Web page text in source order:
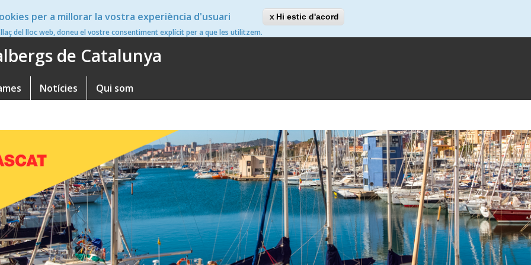
per a millorar la vostra experiència d'usuari
del lloc web, doneu el vostre consentiment explícit per a que les utilitzem.
Hi estic d'acord
en Cerca
de Catalunya
Notícies Qui som